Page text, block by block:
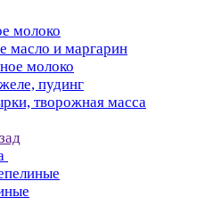
молоко
масло и маргарин
молоко
пудинг
творожная масса